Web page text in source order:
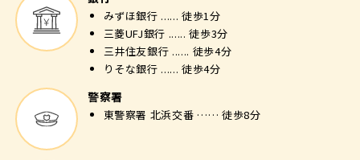
みずほ銀行 ...... 徒歩1分
三菱UFJ銀行 ...... 徒歩3分
三井住友銀行 ...... 徒歩4分
りそな銀行 ...... 徒歩4分
警察署
東警察署 北浜交番 …… 徒歩8分